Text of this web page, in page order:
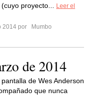
proyecto...
Leer el
2014 por
Mumbo
de 2014
de Wes Anderson
que nunca